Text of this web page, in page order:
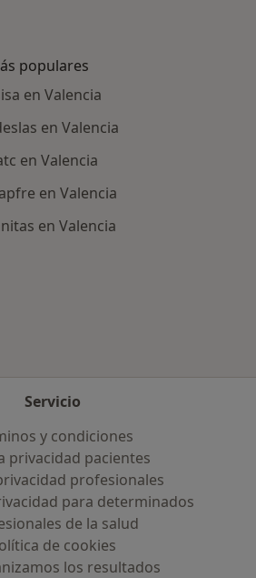
populares
en Valencia
en Valencia
en Valencia
en Valencia
en Valencia
Servicio
y condiciones
privacidad pacientes
profesionales
para determinados
de la salud
de cookies
los resultados